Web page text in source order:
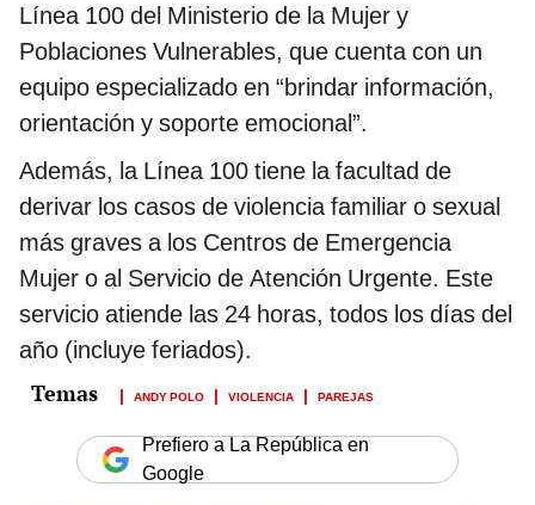
Línea 100 del Ministerio de la Mujer y
Poblaciones Vulnerables, que cuenta con un
equipo especializado en “brindar información,
orientación y soporte emocional”.
Además, la Línea 100 tiene la facultad de
derivar los casos de violencia familiar o sexual
más graves a los Centros de Emergencia
Mujer o al Servicio de Atención Urgente. Este
servicio atiende las 24 horas, todos los días del
año (incluye feriados).
ANDY POLO VIOLENCIA PAREJAS
Prefiero a La República en
Google